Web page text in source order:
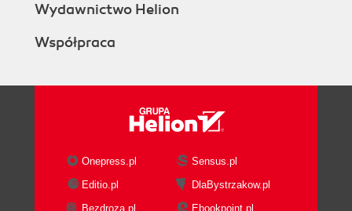
Wydawnictwo Helion
Współpraca
Onepress.pl
Sensus.pl
Editio.pl
DlaBystrzakow.pl
Bezdroza.pl
Ebookpoint.pl